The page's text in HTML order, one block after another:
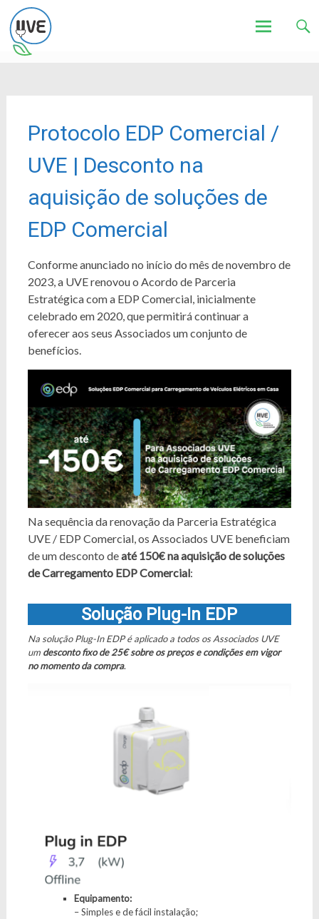
Protocolo EDP Comercial /
UVE | Desconto na
aquisição de soluções de
EDP Comercial
Conforme anunciado no início do mês de novembro de
2023, a UVE renovou o Acordo de Parceria
Estratégica com a EDP Comercial, inicialmente
celebrado em 2020, que permitirá continuar a
oferecer aos seus Associados um conjunto de
benefícios.
Na sequência da renovação da Parceria Estratégica
UVE / EDP Comercial, os Associados UVE beneficiam
de um desconto deaté 150€ na aquisição de soluções
de Carregamento EDP Comercial:
Solução Plug-In EDP
Na solução Plug-In EDP é aplicado a todos os Associados UVE
um desconto fixo de 25€ sobre os preços e condições em vigor
no momento da compra.
Equipamento:
– Simples e de fácil instalação;